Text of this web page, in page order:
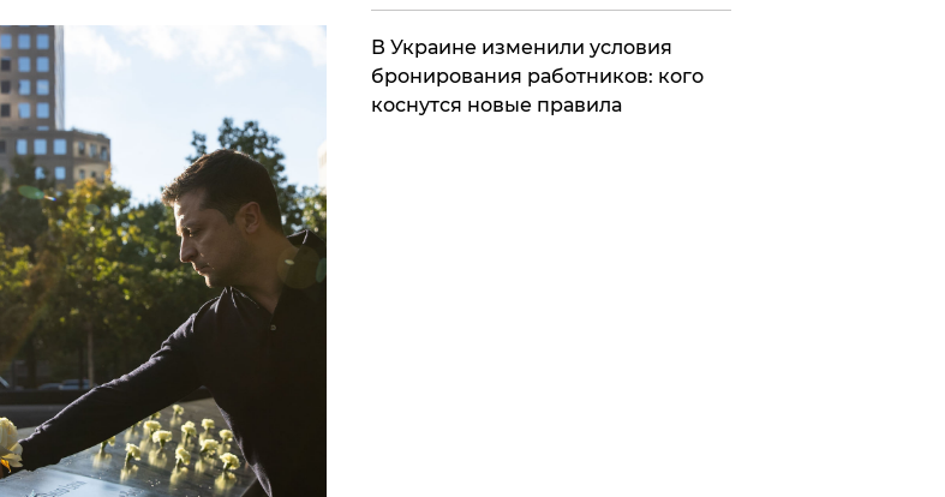
В Украине изменили условия
бронирования работников: кого
коснутся новые правила